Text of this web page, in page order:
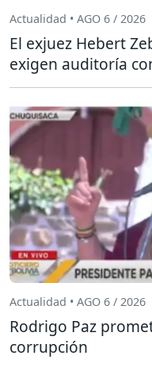
Actualidad • AGO 6 / 2026
El exjuez Hebert
exigen auditoría
Actualidad • AGO 6 / 2026
Rodrigo Paz
corrupción